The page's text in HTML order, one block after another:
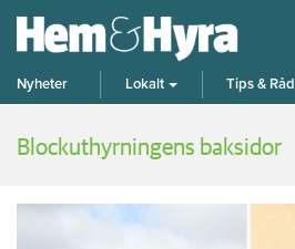
Nyheter Lokalt Tips & Råd
Blockuthyrningens baksidor